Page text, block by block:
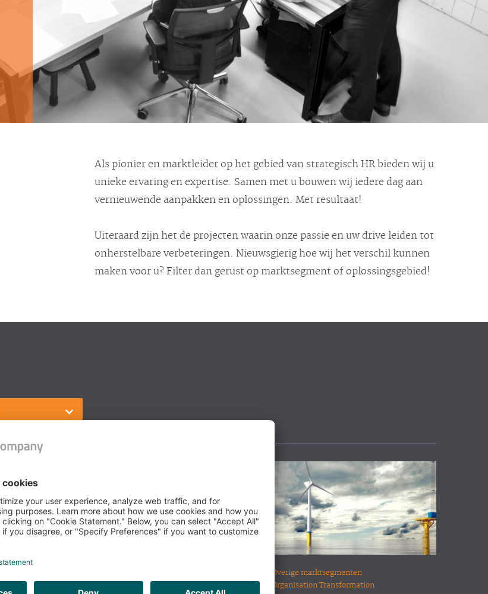
Als pionier en marktleider op het gebied van strategisch HR bieden wij u
unieke ervaring en expertise. Samen met u bouwen wij iedere dag aan
vernieuwende aanpakken en oplossingen. Met resultaat!
Uiteraard zijn het de projecten waarin onze passie en uw drive leiden tot
onherstelbare verbeteringen. Nieuwsgierig hoe wij het verschil kunnen
maken voor u? Filter dan gerust op marktsegment of oplossingsgebied!
People Strategy
Overige marktsegmenten
Organisation Transformation